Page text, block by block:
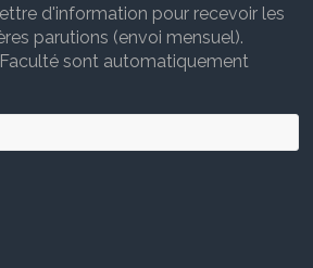
d'information pour recevoir les
parutions (envoi mensuel).
sont automatiquement